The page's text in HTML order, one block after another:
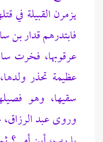
يزمرن القبيلة في
فابتدرهم قدار
عرقوبها، فخرت
عظيمة تحذر
سقيها، وهو
وروى عبد